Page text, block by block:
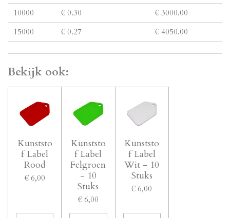
10000
€ 0.30
€ 3000.00
15000
€ 0.27 € 4050.00
Bekijk ook:
Kunststo
f Label
Rood
€ 6,00
Kunststo
f Label
Felgroen
- 10
Stuks
€ 6,00
Kunststo
f Label
Wit - 10
Stuks
€ 6,00